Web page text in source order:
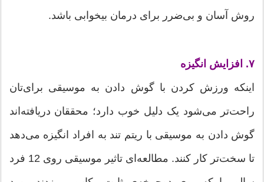
روش آسان و بی‌ضرر برای درمان بیخوابی باشد.
۷. افزایش انگیزه
اینکه ورزش کردن با گوش دادن به موسیقی برای‌تان
راحت‌تر می‌شود یک دلیل خوب دارد؛ محققان دریافته‌اند
گوش دادن به موسیقی با ریتم تند به افراد انگیزه می‌دهد
تا سخت‌تر کار کنند. مطالعه‌ای تاثیر موسیقی روی 12 فرد